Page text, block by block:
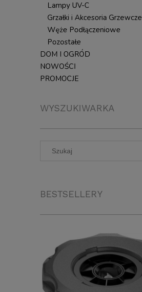
Lampy UV-C
Grzałki i Akcesoria Grzewcze
Węże Podłączeniowe
Pozostałe
DOM I OGRÓD
NOWOŚCI
PROMOCJE
WYSZUKIWARKA
BESTSELLERY